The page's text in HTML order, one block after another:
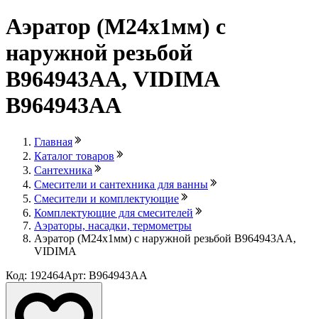
Аэратор (М24х1мм) с
наружной резьбой
В964943АА, VIDIMA
В964943АА
Главная
Каталог товаров
Сантехника
Смесители и сантехника для ванны
Смесители и комплектующие
Комплектующие для смесителей
Аэраторы, насадки, термометры
Аэратор (М24х1мм) с наружной резьбой В964943АА,
VIDIMA
Код: 192464Арт: В964943АА